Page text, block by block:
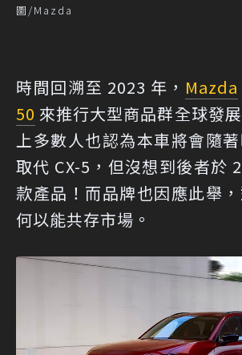
圖/Mazda
時間回溯至 2023 年， Mazda
50 來推行大型商品群全球發
上多數人也認為本車將會隨
取代 CX-5，但沒想到後者於
款產品！而品牌也因應此舉
何以能共存市場。